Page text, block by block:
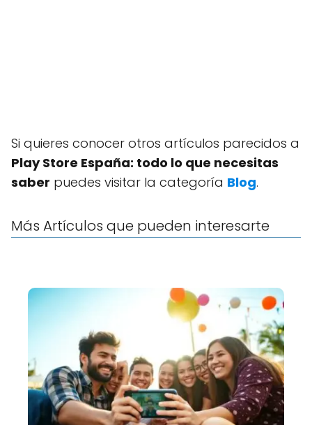
Si quieres conocer otros artículos parecidos a
Play Store España: todo lo que necesitas
saber puedes visitar la categoría Blog.
Más Artículos que pueden interesarte